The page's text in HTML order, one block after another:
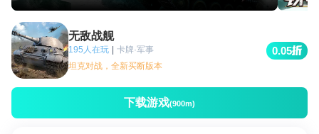
无敌战舰
195人在玩 | 卡牌·军事
坦克对战，全新买断版本
0.05
下载游戏(900m)